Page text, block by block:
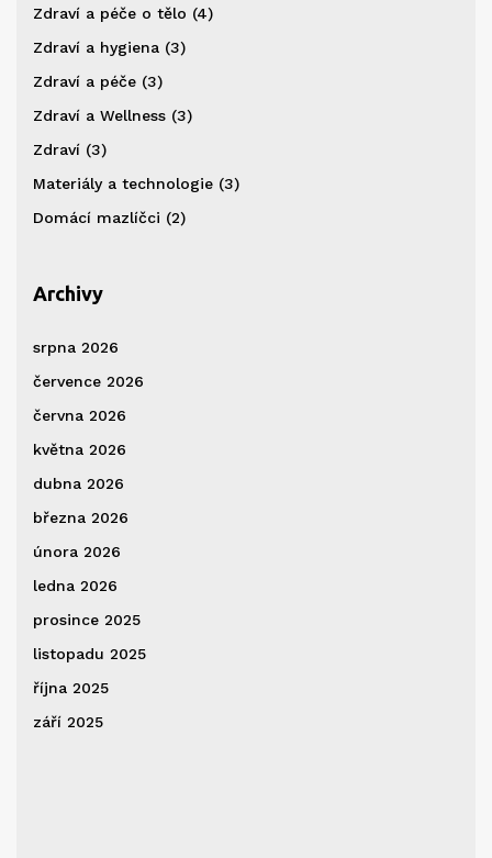
Zdraví a péče o tělo (4)
Zdraví a hygiena (3)
Zdraví a péče (3)
Zdraví a Wellness (3)
Zdraví (3)
Materiály a technologie (3)
Domácí mazlíčci (2)
Archivy
srpna 2026
července 2026
června 2026
května 2026
dubna 2026
března 2026
února 2026
ledna 2026
prosince 2025
listopadu 2025
října 2025
září 2025